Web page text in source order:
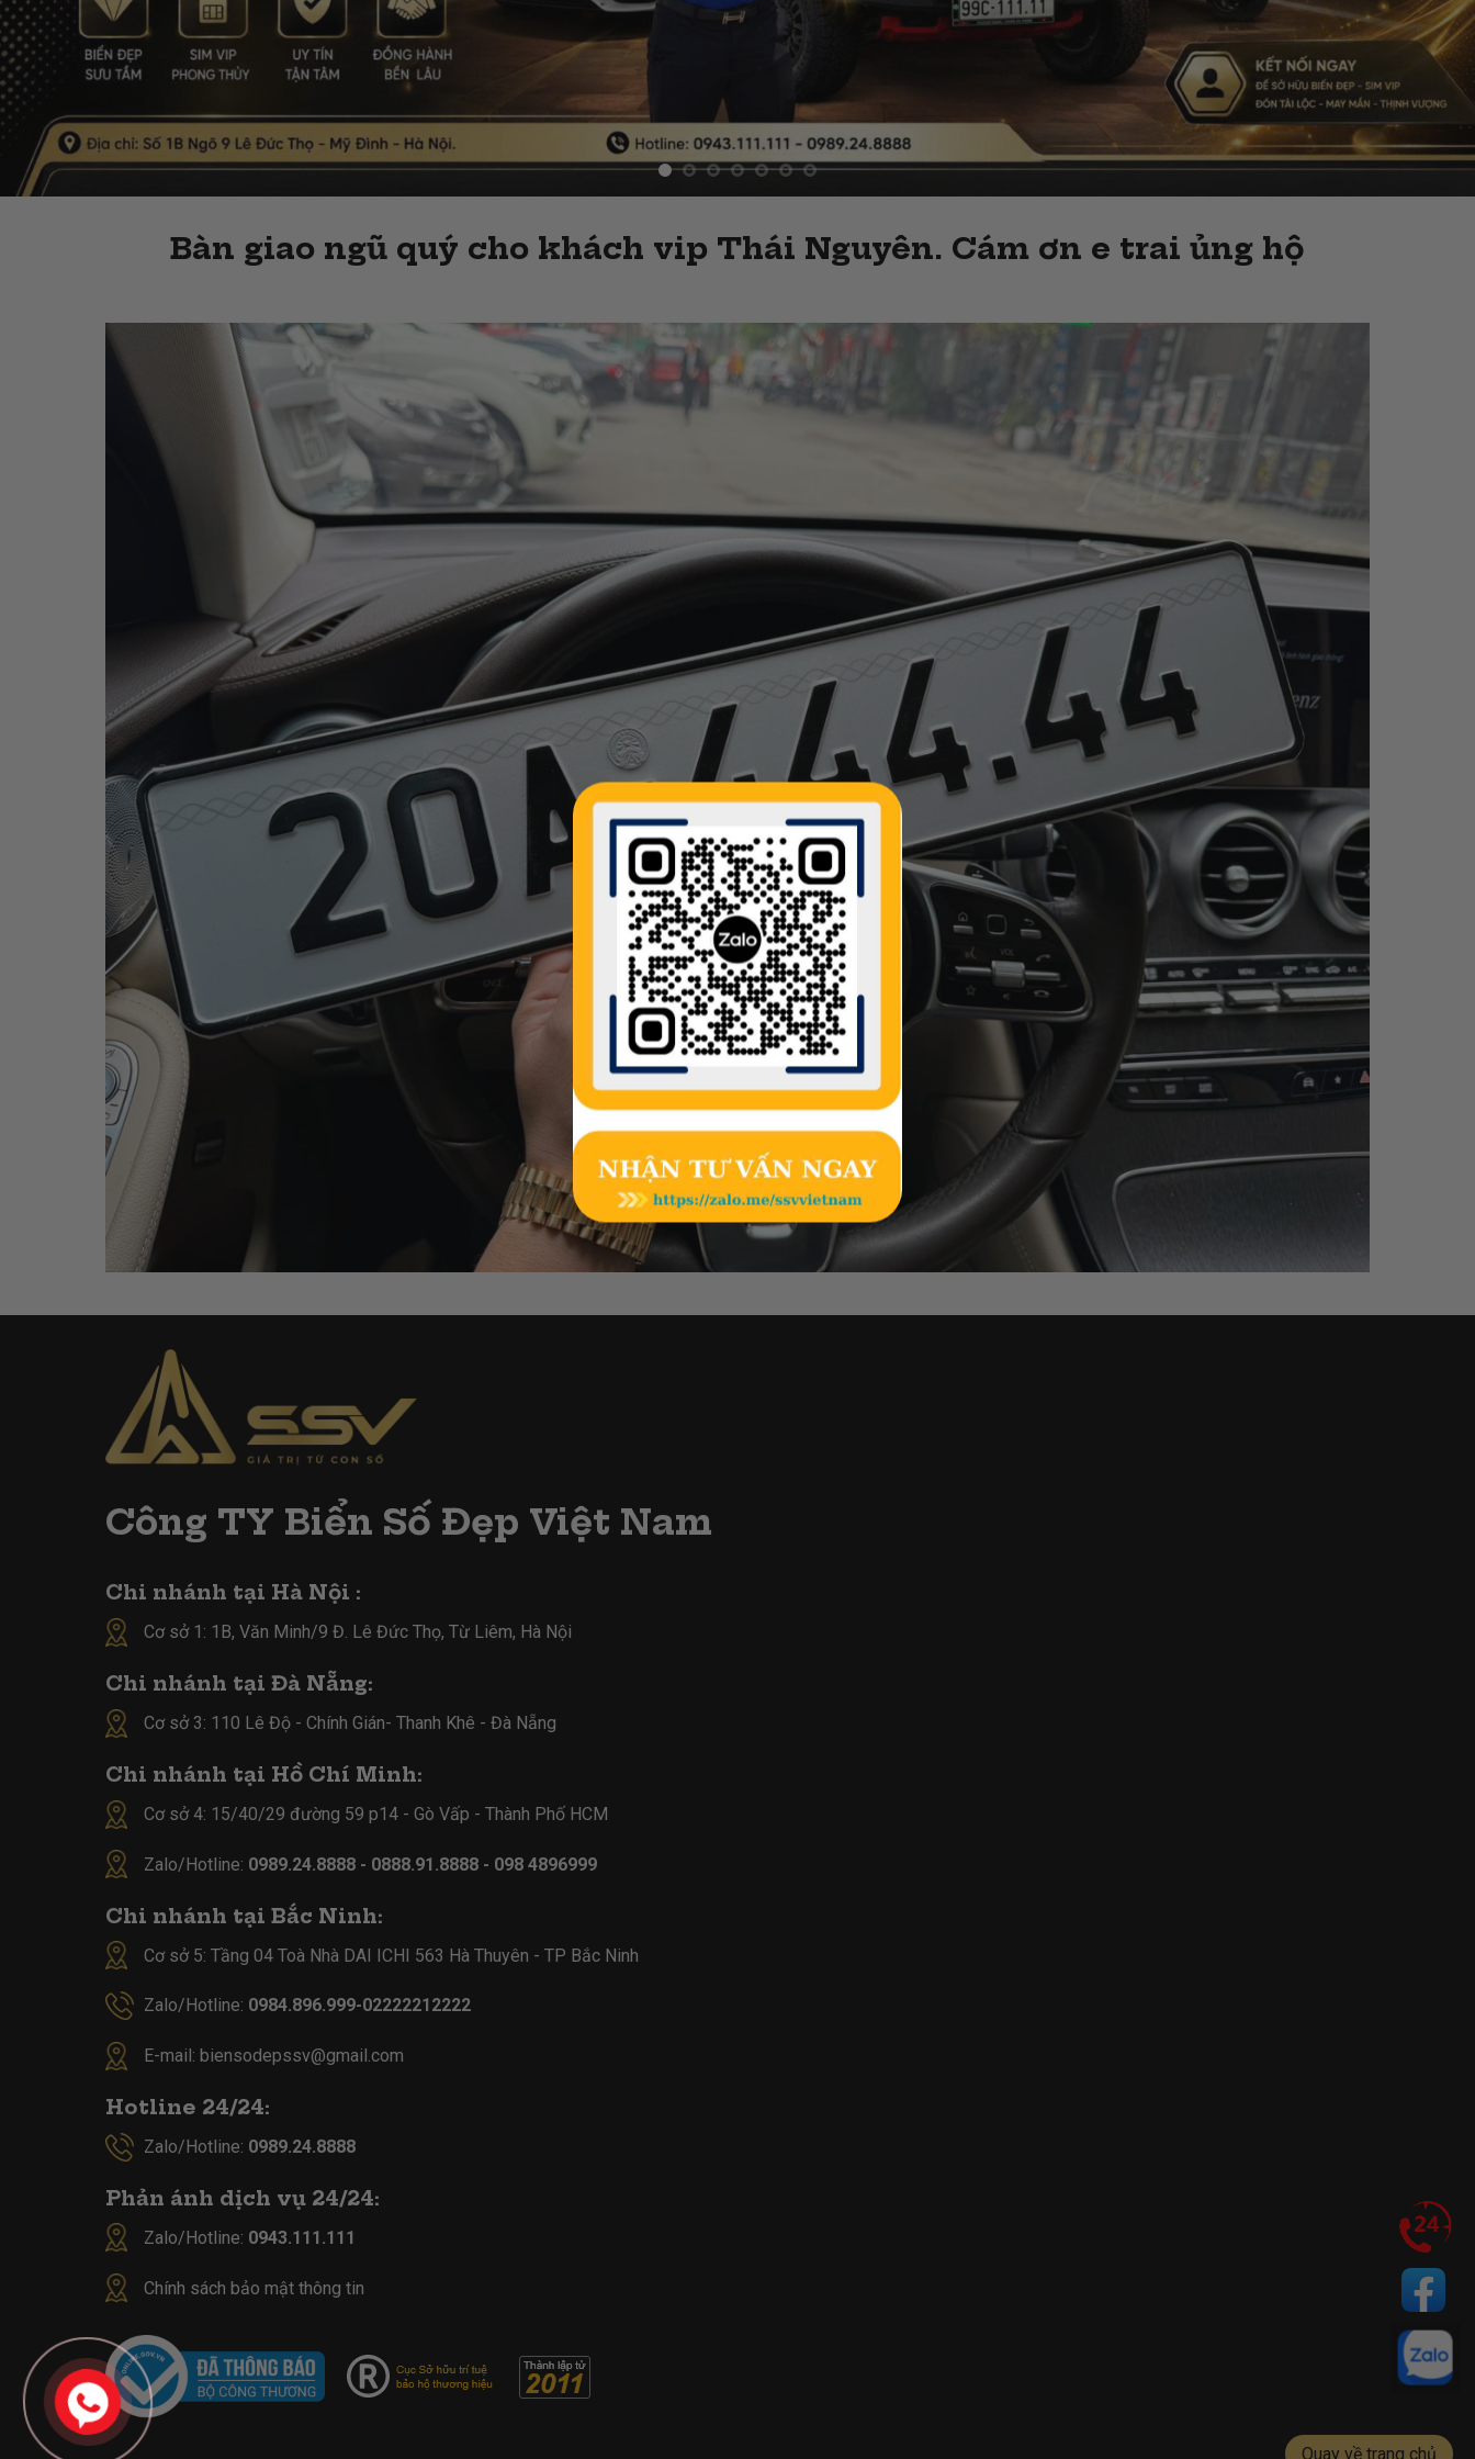
Bàn giao ngũ quý cho khách vip Thái Nguyên. Cám ơn e trai ủng hộ
Công TY Biển Số Đẹp Việt Nam
Chi nhánh tại Hà Nội :
Cơ sở 1: 1B, Văn Minh/9 Đ. Lê Đức Thọ, Từ Liêm, Hà Nội
Chi nhánh tại Đà Nẵng:
Cơ sở 3: 110 Lê Độ - Chính Gián- Thanh Khê - Đà Nẵng
Chi nhánh tại Hồ Chí Minh:
Cơ sở 4: 15/40/29 đường 59 p14 - Gò Vấp - Thành Phố HCM
Zalo/Hotline: 0989.24.8888 - 0888.91.8888 - 098 4896999
Chi nhánh tại Bắc Ninh:
Cơ sở 5: Tầng 04 Toà Nhà DAI ICHI 563 Hà Thuyên - TP Bắc Ninh
Zalo/Hotline: 0984.896.999-02222212222
E-mail: biensodepssv@gmail.com
Hotline 24/24:
Zalo/Hotline: 0989.24.8888
Phản ánh dịch vụ 24/24:
Zalo/Hotline: 0943.111.111
Chính sách bảo mật thông tin
Quay về trang chủ